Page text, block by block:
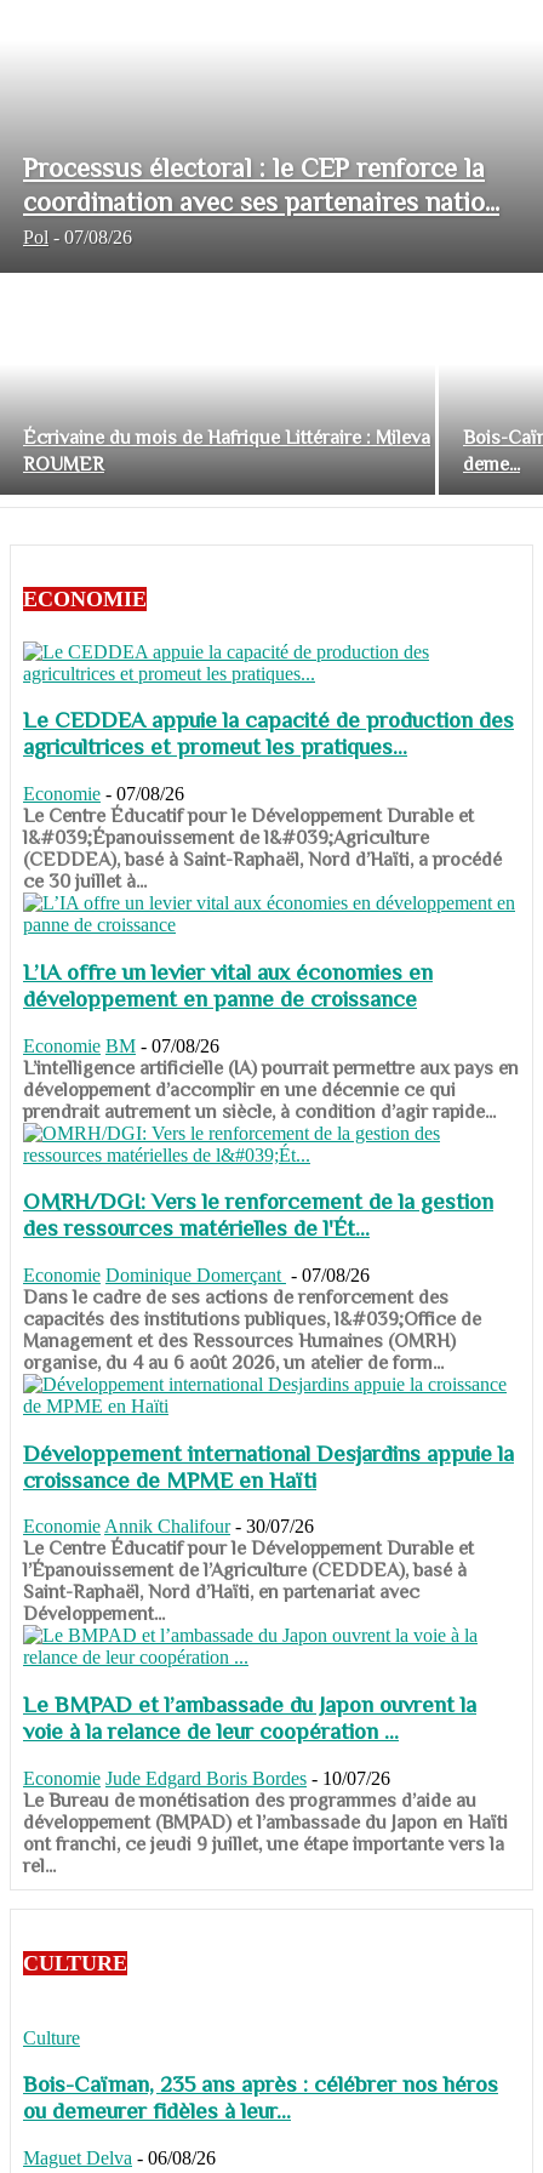
Processus électoral : le CEP renforce la
coordination avec ses partenaires natio...
Pol - 07/08/26
Écrivaine du mois de Hafrique Littéraire : Mileva
ROUMER
Bois-
deme...
ECONOMIE
Le CEDDEA appuie la capacité de production des
agricultrices et promeut les pratiques...
Economie - 07/08/26
​​​​​​​Le Centre Éducatif pour le Développement Durable et
l&#039;Épanouissement de l&#039;Agriculture
(CEDDEA), basé à Saint-Raphaël, Nord d’Haïti, a procédé
ce 30 juillet à...
L’IA offre un levier vital aux économies en
développement en panne de croissance
Economie BM - 07/08/26
​​​​​​​L’intelligence artificielle (IA) pourrait permettre aux pays en
développement d’accomplir en une décennie ce qui
prendrait autrement un siècle, à condition d’agir rapide...
OMRH/DGI: Vers le renforcement de la gestion
des ressources matérielles de l'Ét...
Economie Dominique Domerçant - 07/08/26
Dans le cadre de ses actions de renforcement des
capacités des institutions publiques, l&#039;Office de
Management et des Ressources Humaines (OMRH)
organise, du 4 au 6 août 2026, un atelier de form...
Développement international Desjardins appuie la
croissance de MPME en Haïti
Economie Annik Chalifour - 30/07/26
​​​​​​​Le Centre Éducatif pour le Développement Durable et
l’Épanouissement de l’Agriculture (CEDDEA), basé à
Saint-Raphaël, Nord d’Haïti, en partenariat avec
Développement...
Le BMPAD et l’ambassade du Japon ouvrent la
voie à la relance de leur coopération ...
Economie Jude Edgard Boris Bordes - 10/07/26
​​​​​​​Le Bureau de monétisation des programmes d’aide au
développement (BMPAD) et l’ambassade du Japon en Haïti
ont franchi, ce jeudi 9 juillet, une étape importante vers la
rel...
CULTURE
Culture
Bois-Caïman, 235 ans après : célébrer nos héros
ou demeurer fidèles à leur...
Maguet Delva - 06/08/26